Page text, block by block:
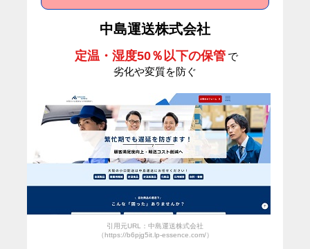
中島運送株式会社
定温・湿度50％以下の保管 で
劣化や変質を防ぐ
引用元URL：中島運送株式会社
（https://b6pjg5it.lp-essence.com/）